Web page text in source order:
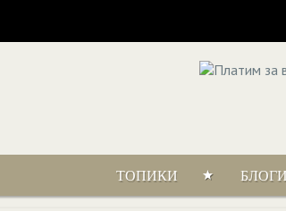
ТОПИКИ БЛОГИ